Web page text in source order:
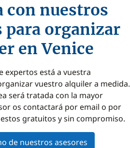
con nuestros
para organizar
en Venice
expertos está a vuestra
vuestro alquiler a medida.
será tratada con la mayor
os contactará por email o por
gratuitos y sin compromiso.
de nuestros asesores